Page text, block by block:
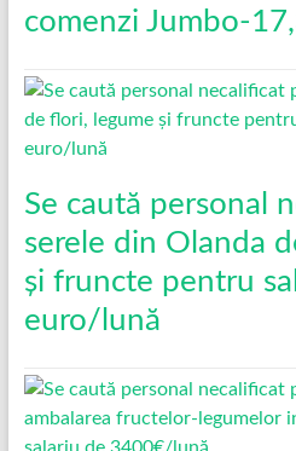
comenzi Jumbo-
Se caută personal
serele din Olanda
și fruncte pentru
euro/lună